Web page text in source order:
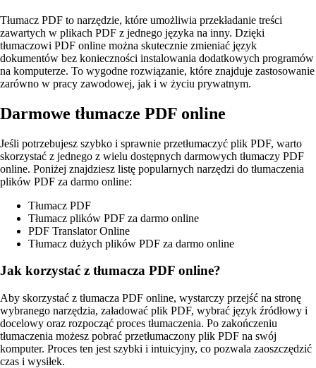
Tłumacz PDF to narzędzie, które umożliwia przekładanie treści
zawartych w plikach PDF z jednego języka na inny. Dzięki
tłumaczowi PDF online można skutecznie zmieniać język
dokumentów bez konieczności instalowania dodatkowych programów
na komputerze. To wygodne rozwiązanie, które znajduje zastosowanie
zarówno w pracy zawodowej, jak i w życiu prywatnym.
Darmowe tłumacze PDF online
Jeśli potrzebujesz szybko i sprawnie przetłumaczyć plik PDF, warto
skorzystać z jednego z wielu dostępnych darmowych tłumaczy PDF
online. Poniżej znajdziesz listę popularnych narzędzi do tłumaczenia
plików PDF za darmo online:
Tłumacz PDF
Tłumacz plików PDF za darmo online
PDF Translator Online
Tłumacz dużych plików PDF za darmo online
Jak korzystać z tłumacza PDF online?
Aby skorzystać z tłumacza PDF online, wystarczy przejść na stronę
wybranego narzędzia, załadować plik PDF, wybrać język źródłowy i
docelowy oraz rozpocząć proces tłumaczenia. Po zakończeniu
tłumaczenia możesz pobrać przetłumaczony plik PDF na swój
komputer. Proces ten jest szybki i intuicyjny, co pozwala zaoszczędzić
czas i wysiłek.